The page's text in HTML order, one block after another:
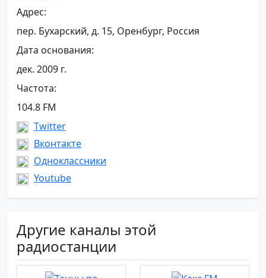
Адрес:
пер. Бухарский, д. 15, Оренбург, Россия
Дата основания:
дек. 2009 г.
Частота:
104.8 FM
Twitter
Вконтакте
Одноклассники
Youtube
Другие каналы этой
радиостанции